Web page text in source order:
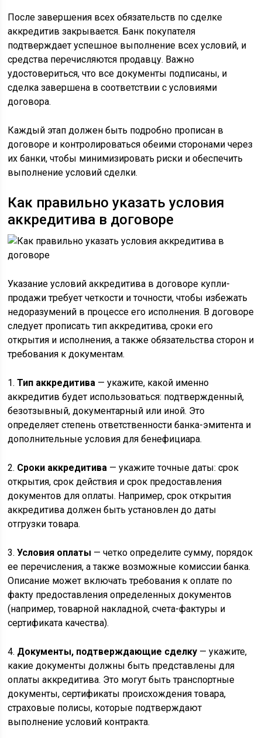
После завершения всех обязательств по сделке
аккредитив закрывается. Банк покупателя
подтверждает успешное выполнение всех условий, и
средства перечисляются продавцу. Важно
удостовериться, что все документы подписаны, и
сделка завершена в соответствии с условиями
договора.
Каждый этап должен быть подробно прописан в
договоре и контролироваться обеими сторонами через
их банки, чтобы минимизировать риски и обеспечить
выполнение условий сделки.
Как правильно указать условия
аккредитива в договоре
Указание условий аккредитива в договоре купли-
продажи требует четкости и точности, чтобы избежать
недоразумений в процессе его исполнения. В договоре
следует прописать тип аккредитива, сроки его
открытия и исполнения, а также обязательства сторон и
требования к документам.
1.Тип аккредитива — укажите, какой именно
аккредитив будет использоваться: подтвержденный,
безотзывный, документарный или иной. Это
определяет степень ответственности банка-эмитента и
дополнительные условия для бенефициара.
2. Сроки аккредитива — укажите точные даты: срок
открытия, срок действия и срок предоставления
документов для оплаты. Например, срок открытия
аккредитива должен быть установлен до даты
отгрузки товара.
3.Условия оплаты — четко определите сумму, порядок
ее перечисления, а также возможные комиссии банка.
Описание может включать требования к оплате по
факту предоставления определенных документов
(например, товарной накладной, счета-фактуры и
сертификата качества).
4. Документы, подтверждающие сделку — укажите,
какие документы должны быть представлены для
оплаты аккредитива. Это могут быть транспортные
документы, сертификаты происхождения товара,
страховые полисы, которые подтверждают
выполнение условий контракта.